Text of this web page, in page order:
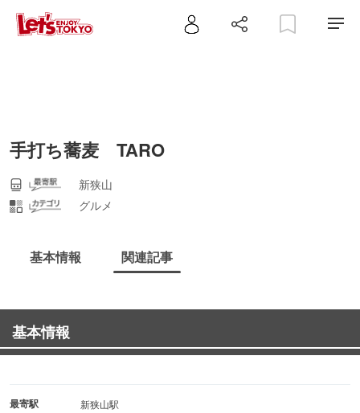
手打ち蕎麦 TARO
新狭山
グルメ
基本情報 関連記事
基本情報
最寄駅 新狭山駅